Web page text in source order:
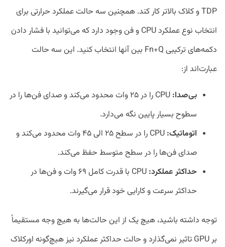
TDP و کلاک بالاتر کار کند. همچنین سه حالت عملکرد حرارتی برای
انتخاب نوع عملکرد CPU و فن وجود دارد که می‌توانید با فشار دادن
دکمه‌های ترکیبی Fn+Q بین آنها انتخاب کنید. این سه‌ حالت
عبارت‌اند از:
بی‌صدا:
CPU را در ۲۵ وات محدود می‌کند و صدای فن‌ها را در
سطوح بسیار پایین نگه می‌دارد.
اتوماتیک:
CPU را در سطح ۲۵ الی ۴۵ وات محدود می‌کند و
صدای فن‌ها را در سطح متوسط حفظ می‌کند.
حداکثر عملکرد:
CPU با قدرت کامل ۶۹ وات و فن‌ها در
حداکثر سرعت و کارایی خود قرار می‌گیرند.
توجه داشته باشید، هیچ یک از این حالت‌ها به هیچ وجه مستقیماً
بر GPU تاثیر نمی‌گذارد و حالت حداکثر عملکرد نیز هیچ‌گونه اورکلاک